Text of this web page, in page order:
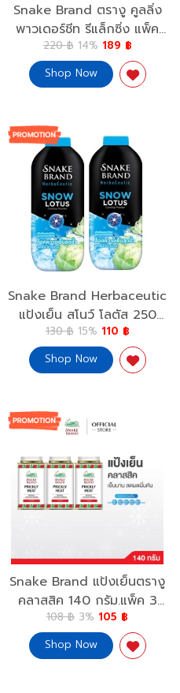
Snake Brand ตรางู คูลลิ่ง
พาวเดอร์ชีท รีแล็กซิ่ง แพ็ค
10 แผ่น.4 แพ็คCooling
Powder Sheet Relaxing
10 sheets.4 Pack
220 ฿ 14% 189 ฿
Shop Now
Snake Brand Herbaceutic
แป้งเย็น สโนว์ โลตัส 250
กรัม x 2 Snake Brand
Herbaceutic Snow Lotus
Cooling Powder 250g.x2
130 ฿ 15% 110 ฿
Shop Now
Snake Brand แป้งเย็นตรางู
คลาสสิค 140 กรัม.แพ็ค 3
กระป๋อง Prickly Heat
Cooling Powder Classic
140g.x3
108 ฿ 3% 105 ฿
Shop Now